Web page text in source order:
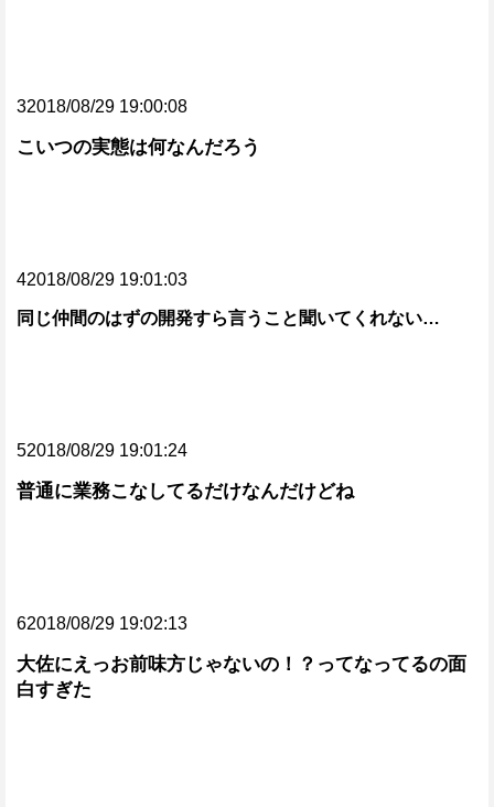
32018/08/29 19:00:08
こいつの実態は何なんだろう
42018/08/29 19:01:03
同じ仲間のはずの開発すら言うこと聞いてくれない…
52018/08/29 19:01:24
普通に業務こなしてるだけなんだけどね
62018/08/29 19:02:13
大佐にえっお前味方じゃないの！？ってなってるの面
白すぎた